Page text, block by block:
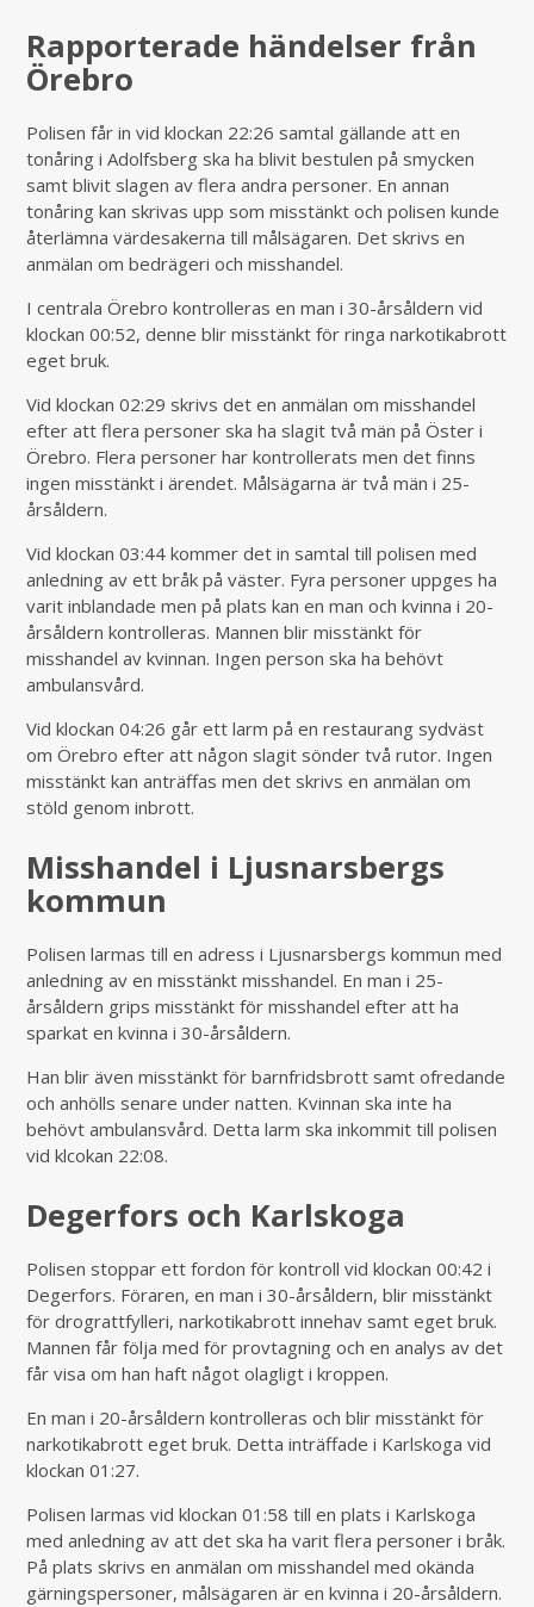
Rapporterade händelser från
Örebro
Polisen får in vid klockan 22:26 samtal gällande att en
tonåring i Adolfsberg ska ha blivit bestulen på smycken
samt blivit slagen av flera andra personer. En annan
tonåring kan skrivas upp som misstänkt och polisen kunde
återlämna värdesakerna till målsägaren. Det skrivs en
anmälan om bedrägeri och misshandel.
I centrala Örebro kontrolleras en man i 30-årsåldern vid
klockan 00:52, denne blir misstänkt för ringa narkotikabrott
eget bruk.
Vid klockan 02:29 skrivs det en anmälan om misshandel
efter att flera personer ska ha slagit två män på Öster i
Örebro. Flera personer har kontrollerats men det finns
ingen misstänkt i ärendet. Målsägarna är två män i 25-
årsåldern.
Vid klockan 03:44 kommer det in samtal till polisen med
anledning av ett bråk på väster. Fyra personer uppges ha
varit inblandade men på plats kan en man och kvinna i 20-
årsåldern kontrolleras. Mannen blir misstänkt för
misshandel av kvinnan. Ingen person ska ha behövt
ambulansvård.
Vid klockan 04:26 går ett larm på en restaurang sydväst
om Örebro efter att någon slagit sönder två rutor. Ingen
misstänkt kan anträffas men det skrivs en anmälan om
stöld genom inbrott.
Misshandel i Ljusnarsbergs
kommun
Polisen larmas till en adress i Ljusnarsbergs kommun med
anledning av en misstänkt misshandel. En man i 25-
årsåldern grips misstänkt för misshandel efter att ha
sparkat en kvinna i 30-årsåldern.
Han blir även misstänkt för barnfridsbrott samt ofredande
och anhölls senare under natten. Kvinnan ska inte ha
behövt ambulansvård. Detta larm ska inkommit till polisen
vid klcokan 22:08.
Degerfors och Karlskoga
Polisen stoppar ett fordon för kontroll vid klockan 00:42 i
Degerfors. Föraren, en man i 30-årsåldern, blir misstänkt
för drograttfylleri, narkotikabrott innehav samt eget bruk.
Mannen får följa med för provtagning och en analys av det
får visa om han haft något olagligt i kroppen.
En man i 20-årsåldern kontrolleras och blir misstänkt för
narkotikabrott eget bruk. Detta inträffade i Karlskoga vid
klockan 01:27.
Polisen larmas vid klockan 01:58 till en plats i Karlskoga
med anledning av att det ska ha varit flera personer i bråk.
På plats skrivs en anmälan om misshandel med okända
gärningspersoner, målsägaren är en kvinna i 20-årsåldern.